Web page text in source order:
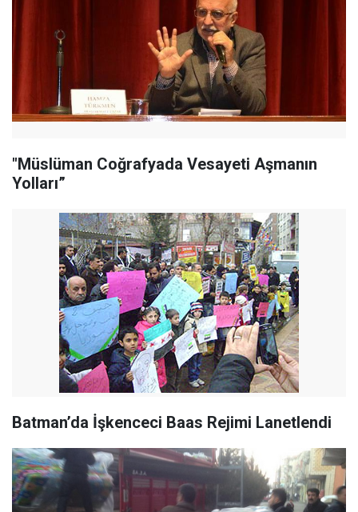
"Müslüman Coğrafyada Vesayeti Aşmanın
Yolları”
Batman’da İşkenceci Baas Rejimi Lanetlendi